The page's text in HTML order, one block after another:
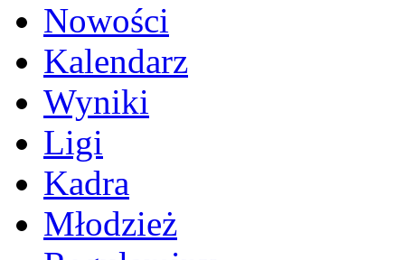
Nowości
Kalendarz
Wyniki
Ligi
Kadra
Młodzież